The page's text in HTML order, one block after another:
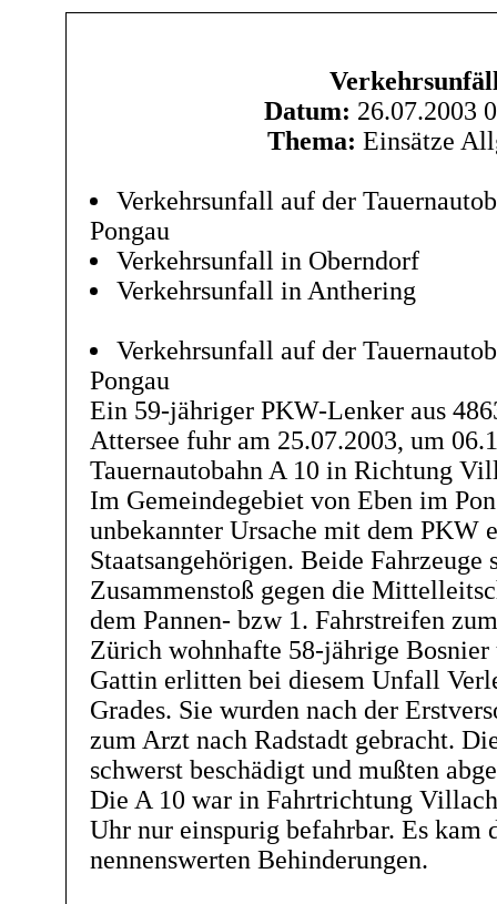
Datum: 26.07.2003
Thema: Einsätze
Verkehrsunfall auf der
Pongau
Verkehrsunfall in Oberndorf
Verkehrsunfall in Anthering
Verkehrsunfall auf der
Pongau
Ein 59-jähriger PKW-Lenker aus
Attersee fuhr am 25.07.2003, um
Tauernautobahn A 10 in Richtung
Im Gemeindegebiet von Eben im
unbekannter Ursache mit dem PKW
Staatsangehörigen. Beide Fahrzeuge
Zusammenstoß gegen die
dem Pannen- bzw 1. Fahrstreifen
Zürich wohnhafte 58-jährige Bosnier
Gattin erlitten bei diesem Unfall
Grades. Sie wurden nach der
zum Arzt nach Radstadt gebracht.
schwerst beschädigt und mußten
Die A 10 war in Fahrtrichtung
Uhr nur einspurig befahrbar. Es kam
nennenswerten Behinderungen.